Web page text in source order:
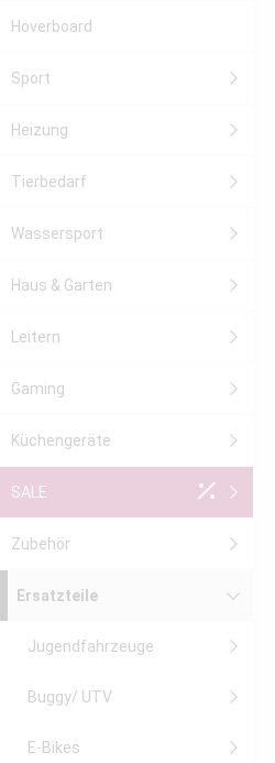
Hoverboard
Sport
Heizung
Tierbedarf
Wassersport
Haus & Garten
Leitern
Gaming
Küchengeräte
SALE
Zubehör
Ersatzteile
Jugendfahrzeuge
Buggy/ UTV
E-Bikes